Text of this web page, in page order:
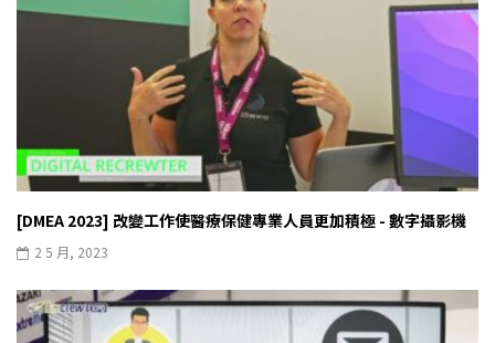
[DMEA 2023] 改變工作使醫療保健專業人員更加積極 - 數字攝影機
2 5 月, 2023